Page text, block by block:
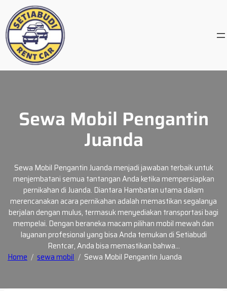
content
Sewa Mobil Pengantin
Juanda
Sewa Mobil Pengantin Juanda menjadi jawaban terbaik untuk
menjembatani semua tantangan Anda ketika mempersiapkan
pernikahan di Juanda. Diantara Hambatan utama dalam
merencanakan acara pernikahan adalah memastikan segalanya
berjalan dengan mulus, termasuk menyediakan transportasi bagi
mempelai. Dengan beraneka macam pilihan mobil mewah dan
layanan profesional yang bisa Anda temukan di Setiabudi
Rentcar, Anda bisa memastikan bahwa…
Home
sewa mobil Sewa Mobil Pengantin Juanda